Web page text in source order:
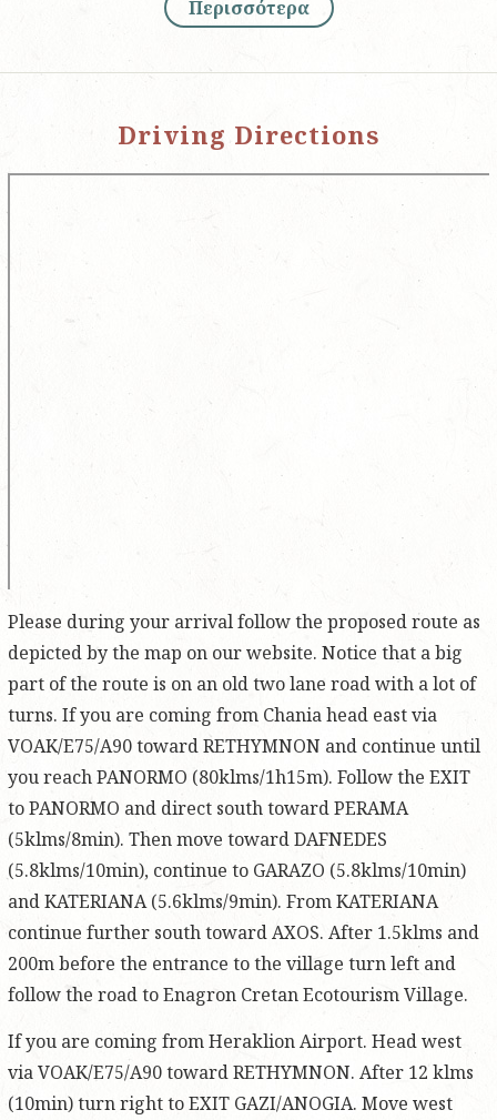
Περισσότερα
Driving Directions
Please during your arrival follow the proposed route as
depicted by the map on our website. Notice that a big
part of the route is on an old two lane road with a lot of
turns. If you are coming from Chania head east via
VOAK/E75/A90 toward RETHYMNON and continue until
you reach PANORMO (80klms/1h15m). Follow the EXIT
to PANORMO and direct south toward PERAMA
(5klms/8min). Then move toward DAFNEDES
(5.8klms/10min), continue to GARAZO (5.8klms/10min)
and KATERIANA (5.6klms/9min). From KATERIANA
continue further south toward AXOS. After 1.5klms and
200m before the entrance to the village turn left and
follow the road to Enagron Cretan Ecotourism Village.
If you are coming from Heraklion Airport. Head west
via VOAK/E75/A90 toward RETHYMNON. After 12 klms
(10min) turn right to EXIT GAZI/ANOGIA. Move west